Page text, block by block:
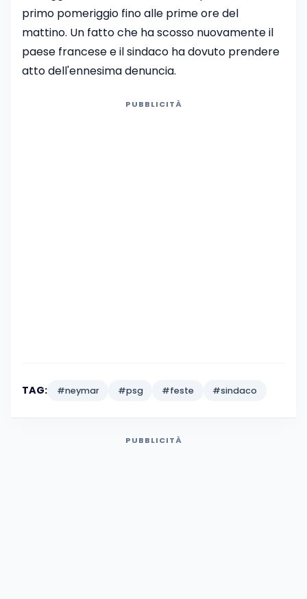
primo pomeriggio fino alle prime ore del
mattino. Un fatto che ha scosso nuovamente il
paese francese e il sindaco ha dovuto prendere
atto dell'ennesima denuncia.
PUBBLICITÀ
TAG: #neymar #psg #feste #sindaco
PUBBLICITÀ